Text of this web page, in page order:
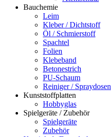
Bauchemie
Leim
Kleber / Dichtstoff
Öl / Schmierstoff
Spachtel
Folien
Klebeband
Betonestrich
PU-Schaum
Reiniger / Spraydosen
Kunststoffplatten
Hobbyglas
Spielgeräte / Zubehör
Spielgeräte
Zubehör